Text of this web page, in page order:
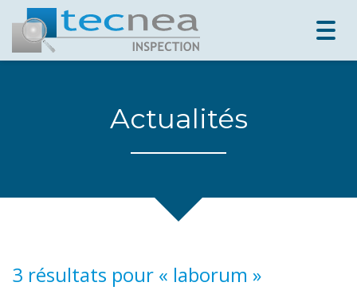
Actualités
3 résultats pour « laborum »